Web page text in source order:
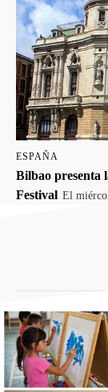
ESPAÑA
Bilbao presenta
Festival El